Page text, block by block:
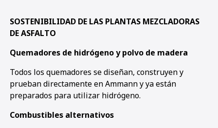
SOSTENIBILIDAD DE LAS PLANTAS MEZCLADORAS
DE ASFALTO
Quemadores de hidrógeno y polvo de madera
Todos los quemadores se diseñan, construyen y
prueban directamente en Ammann y ya están
preparados para utilizar hidrógeno.
Combustibles alternativos